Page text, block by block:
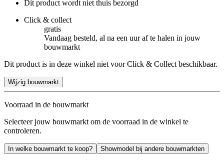
Dit product wordt niet thuis bezorgd
Click & collect
gratis
Vandaag besteld, al na een uur af te halen in jouw
bouwmarkt
Dit product is in deze winkel niet voor Click & Collect beschikbaar.
Wijzig bouwmarkt
Voorraad in de bouwmarkt
Selecteer jouw bouwmarkt om de voorraad in de winkel te
controleren.
In welke bouwmarkt te koop? Showmodel bij andere bouwmarkten